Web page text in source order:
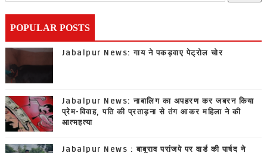
POPULAR POSTS
Jabalpur News: गाय ने पकड़वाए पेट्रोल चोर
Jabalpur News: नाबालिग का अपहरण कर जबरन किया
प्रेम-विवाह, पति की प्रताड़ना से तंग आकर महिला ने की
आत्महत्या
Jabalpur News : बाबूराव परांजपे पर वार्ड की पार्षद ने